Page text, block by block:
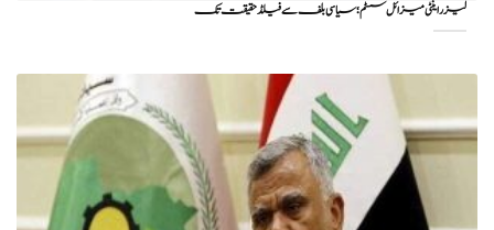
لیزر اینٹی میزائل سسٹم؛ سیاسی بلف سے فیلڈ حقیقت تک